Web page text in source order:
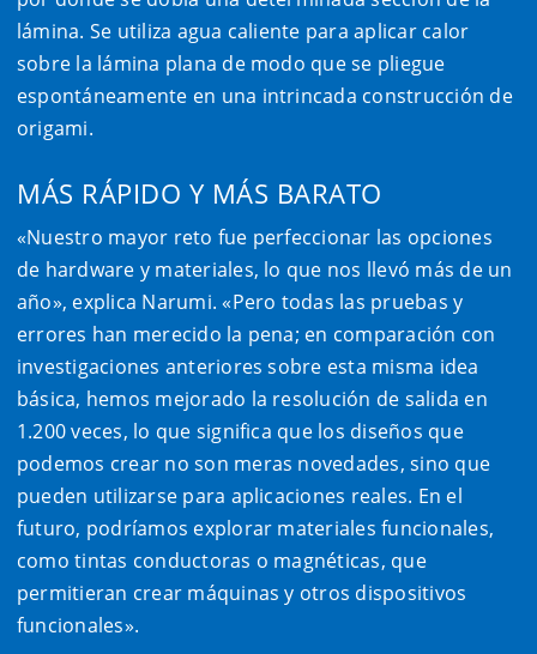
lámina. Se utiliza agua caliente para aplicar calor
sobre la lámina plana de modo que se pliegue
espontáneamente en una intrincada construcción de
origami.
MÁS RÁPIDO Y MÁS BARATO
«Nuestro mayor reto fue perfeccionar las opciones
de hardware y materiales, lo que nos llevó más de un
año», explica Narumi. «Pero todas las pruebas y
errores han merecido la pena; en comparación con
investigaciones anteriores sobre esta misma idea
básica, hemos mejorado la resolución de salida en
1.200 veces, lo que significa que los diseños que
podemos crear no son meras novedades, sino que
pueden utilizarse para aplicaciones reales. En el
futuro, podríamos explorar materiales funcionales,
como tintas conductoras o magnéticas, que
permitieran crear máquinas y otros dispositivos
funcionales».